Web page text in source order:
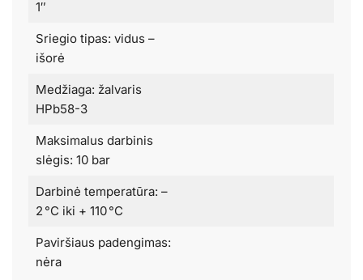
1″
Sriegio tipas: vidus –
išorė
Medžiaga: žalvaris
HPb58-3
Maksimalus darbinis
slėgis: 10 bar
Darbinė temperatūra: –
2 °C iki + 110 °C
Paviršiaus padengimas:
nėra